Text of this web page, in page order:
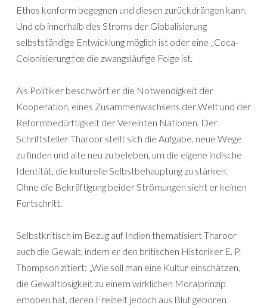
Ethos konform begegnen und diesen zurückdrängen kann.
Und ob innerhalb des Stroms der Globalisierung
selbstständige Entwicklung möglich ist oder eine „Coca-
Colonisierung†œ die zwangsläufige Folge ist.
Als Politiker beschwört er die Notwendigkeit der
Kooperation, eines Zusammenwachsens der Welt und der
Reformbedürftigkeit der Vereinten Nationen. Der
Schriftsteller Tharoor stellt sich die Aufgabe, neue Wege
zu finden und alte neu zu beleben, um die eigene indische
Identität, die kulturelle Selbstbehauptung zu stärken.
Ohne die Bekräftigung beider Strömungen sieht er keinen
Fortschritt.
Selbstkritisch im Bezug auf Indien thematisiert Tharoor
auch die Gewalt, indem er den britischen Historiker E. P.
Thompson zitiert: „Wie soll man eine Kultur einschätzen,
die Gewaltlosigkeit zu einem wirklichen Moralprinzip
erhoben hat, deren Freiheit jedoch aus Blut geboren